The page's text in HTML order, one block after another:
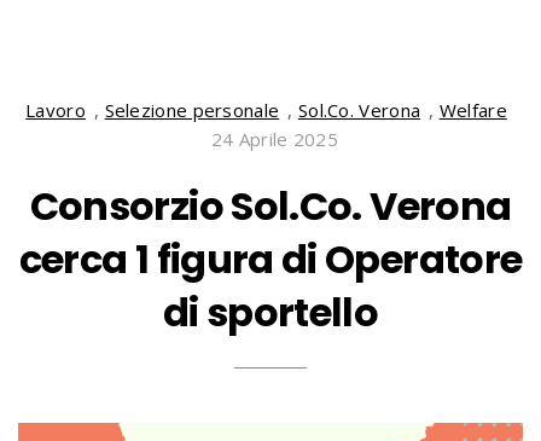
Lavoro , Selezione personale , Sol.Co. Verona , Welfare
24 Aprile 2025
Consorzio Sol.Co. Verona
cerca 1 figura di Operatore
di sportello